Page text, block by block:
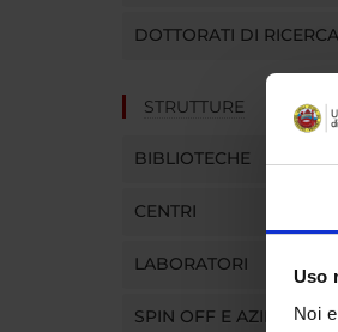
Uso
Noi e
DOTTORATI DI RICERCA
STRUTTURE
BIBLIOTECHE
CENTRI
LABORATORI
SPIN OFF E AZIENDE